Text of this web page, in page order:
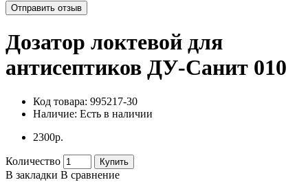
Отправить отзыв
Дозатор локтевой для
антисептиков ДУ-Санит 010
Код товара: 995217-30
Наличие: Есть в наличии
2300р.
Количество Купить
В закладки В сравнение